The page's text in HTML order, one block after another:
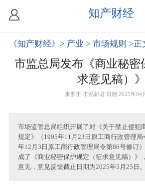
知产财经
《知产财经》 > 产业 > 市场规则 >正
市监总局发布《商业秘密
求意见稿）》
来源于 市说新语 日期 2025年04
市场监管总局组织开展了对《关于禁止侵犯
规定》（1995年11月23日原工商行政管理局
年12月3日原工商行政管理局令第86号修订
成了《商业秘密保护规定（征求意见稿）》
意见，意见反馈截止日期为2025年5月25日。